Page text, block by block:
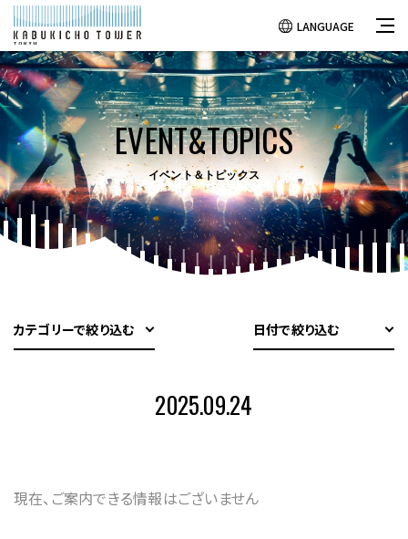
LANGUAGE
EVENT&TOPICS
イベント＆トピックス
カテゴリーで絞り込む 日付で絞り込む
2025.09.24
現在、ご案内できる情報はございません